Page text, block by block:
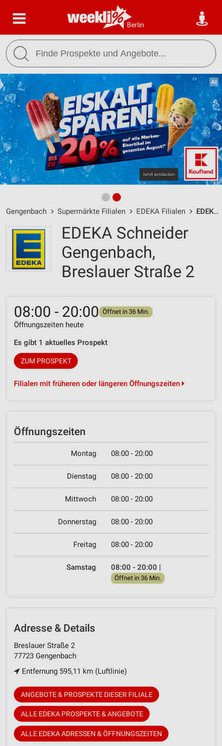
Berlin
Gengenbach Supermärkte Filialen EDEKA Filialen EDEKA Schneider Gengenbach / Breslauer Straße 2 - Öffnungszeiten & Adresse
EDEKA Schneider
Gengenbach,
Breslauer Straße 2
08:00 - 20:00 Öffnet in 36 Min.
Öffnungszeiten heute
Es gibt 1 aktuelles Prospekt
ZUM PROSPEKT
Filialen mit früheren oder längeren Öffnungszeiten
Öffnungszeiten
Montag 08:00 - 20:00
Dienstag 08:00 - 20:00
Mittwoch 08:00 - 20:00
Donnerstag 08:00 - 20:00
Freitag 08:00 - 20:00
Samstag 08:00 - 20:00 |
Öffnet in 36 Min.
Adresse & Details
Breslauer Straße 2
77723 Gengenbach
Entfernung 595,11 km (Luftlinie)
ANGEBOTE & PROSPEKTE DIESER FILIALE
ALLE EDEKA PROSPEKTE & ANGEBOTE
ALLE EDEKA ADRESSEN & ÖFFNUNGSZEITEN